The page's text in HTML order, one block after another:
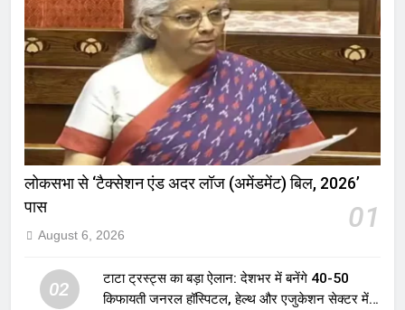
लोकसभा से ‘टैक्सेशन एंड अदर लॉज (अमेंडमेंट) बिल, 2026’
पास
01
August 6, 2026
02
टाटा ट्रस्ट्स का बड़ा ऐलान: देशभर में बनेंगे 40-50
किफायती जनरल हॉस्पिटल, हेल्थ और एजुकेशन सेक्टर में